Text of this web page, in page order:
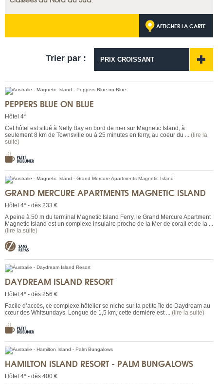
AFFICHER LA CARTE
Trier par : PRIX CROISSANT
PEPPERS BLUE ON BLUE
Hôtel 4*
Cet hôtel est situé à Nelly Bay en bord de mer sur Magnetic Island, à
seulement 8 km de Townsville ou à 25 minutes en ferry, au coeur du ... (lire la
suite)
GRAND MERCURE APARTMENTS MAGNETIC ISLAND
Hôtel 4* - dès 233 €
A peine à 50 m du terminal Magnetic Island Ferry, le Grand Mercure Apartment
Magnetic Island est un complexe insulaire proche de la Mer de corail et de la ...
(lire la suite)
DAYDREAM ISLAND RESORT
Hôtel 4* - dès 256 €
Facile d’accès, ce complexe hôtelier se niche sur la petite île de Daydream au
cœur des Whitsundays. Longue de 1,5 km, cette dernière est ... (lire la suite)
HAMILTON ISLAND RESORT - PALM BUNGALOWS
Hôtel 4* - dès 400 €